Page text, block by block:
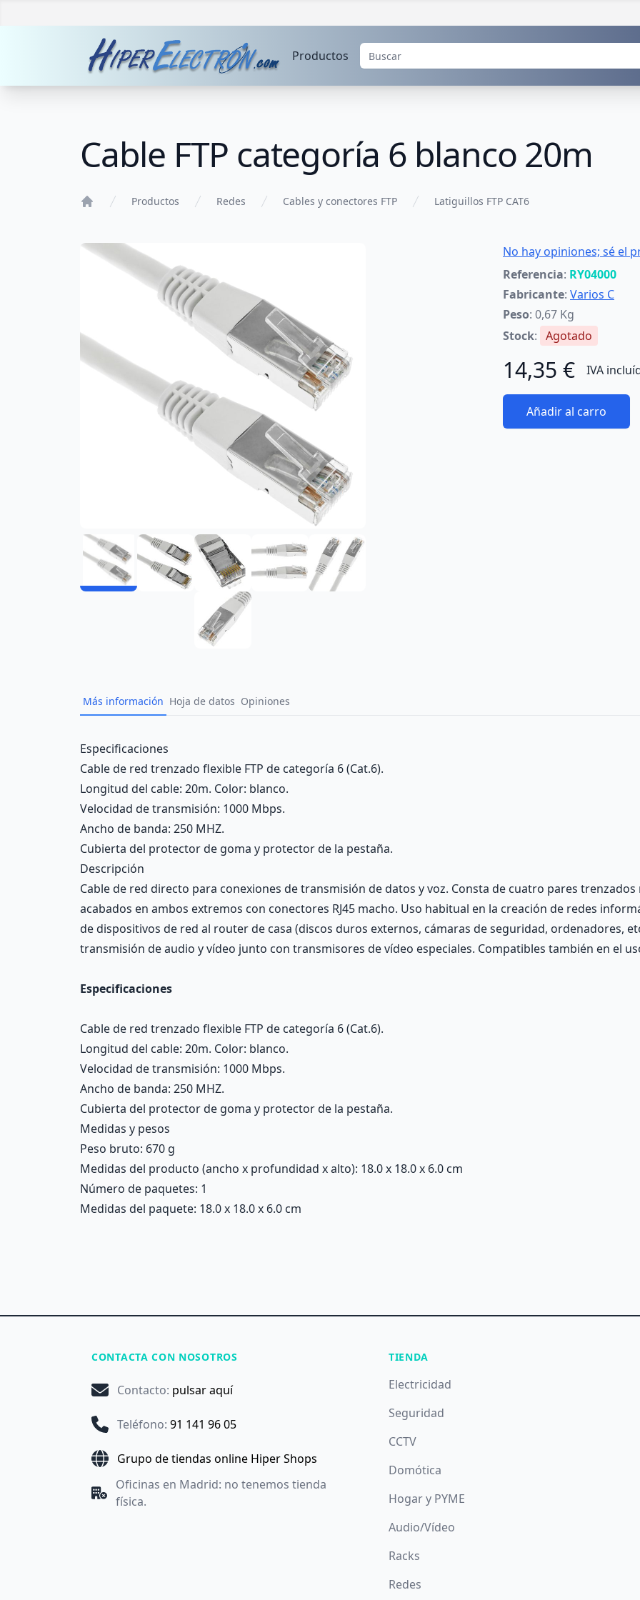
Productos
Cable FTP categoría 6 blanco 20m
Productos Redes Cables y conectores FTP Latiguillos FTP CAT6
No hay opiniones; sé el
Referencia: RY04000
Fabricante: Varios C
Peso: 0,67 Kg
Stock: Agotado
14,35 € IVA
Añadir al carro
Más información Hoja de datos Opiniones
Description
Especificaciones
Cable de red trenzado flexible FTP de categoría 6 (Cat.6).
Longitud del cable: 20m. Color: blanco.
Velocidad de transmisión: 1000 Mbps.
Ancho de banda: 250 MHZ.
Cubierta del protector de goma y protector de la pestaña.
Descripción
Cable de red directo para conexiones de transmisión de datos y voz. Consta de cuatro pares
acabados en ambos extremos con conectores RJ45 macho. Uso habitual en la creación de redes
de dispositivos de red al router de casa (discos duros externos, cámaras de seguridad, ordenadores,
transmisión de audio y vídeo junto con transmisores de vídeo especiales. Compatibles también en el
Especificaciones
Cable de red trenzado flexible FTP de categoría 6 (Cat.6).
Longitud del cable: 20m. Color: blanco.
Velocidad de transmisión: 1000 Mbps.
Ancho de banda: 250 MHZ.
Cubierta del protector de goma y protector de la pestaña.
Medidas y pesos
Peso bruto: 670 g
Medidas del producto (ancho x profundidad x alto): 18.0 x 18.0 x 6.0 cm
Número de paquetes: 1
Medidas del paquete: 18.0 x 18.0 x 6.0 cm
CONTACTA CON NOSOTROS
Contacto: pulsar aquí
Teléfono: 91 141 96 05
Grupo de tiendas online Hiper Shops
Oficinas en Madrid: no tenemos tienda
física.
TIENDA
Electricidad
Seguridad
CCTV
Domótica
Hogar y PYME
Audio/Vídeo
Racks
Redes